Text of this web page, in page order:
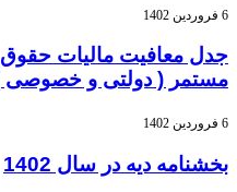
6 فروردین 1402
جدل معافیت مالیات حقوق
مستمر ( دولتی و خصوصی ) در
6 فروردین 1402
بخشنامه دیه در سال 1402